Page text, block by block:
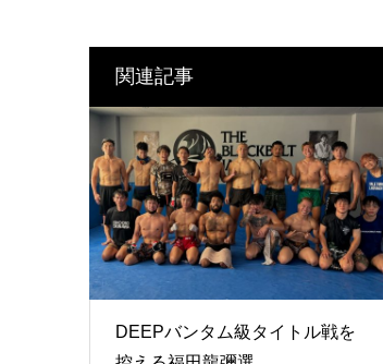
関連記事
DEEPバンタム級タイトル戦を